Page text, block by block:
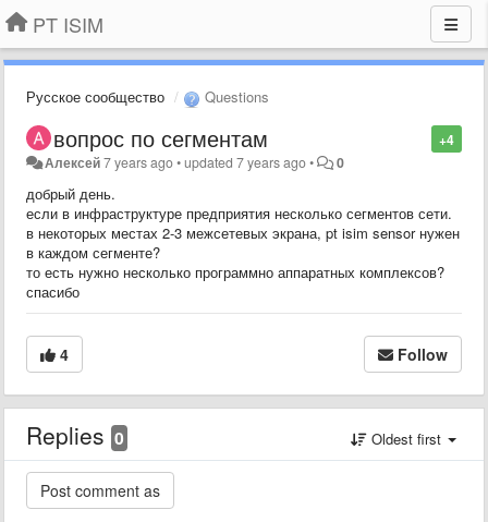
PT ISIM
Русское сообщество Questions
+4
вопрос по сегментам
Алексей7 years ago•updated7 years ago• 0
добрый день.
если в инфраструктуре предприятия несколько сегментов сети.
в некоторых местах 2-3 межсетевых экрана, pt isim sensor нужен
в каждом сегменте?
то есть нужно несколько программно аппаратных комплексов?
спасибо
4 Follow
Replies 0 Oldest first